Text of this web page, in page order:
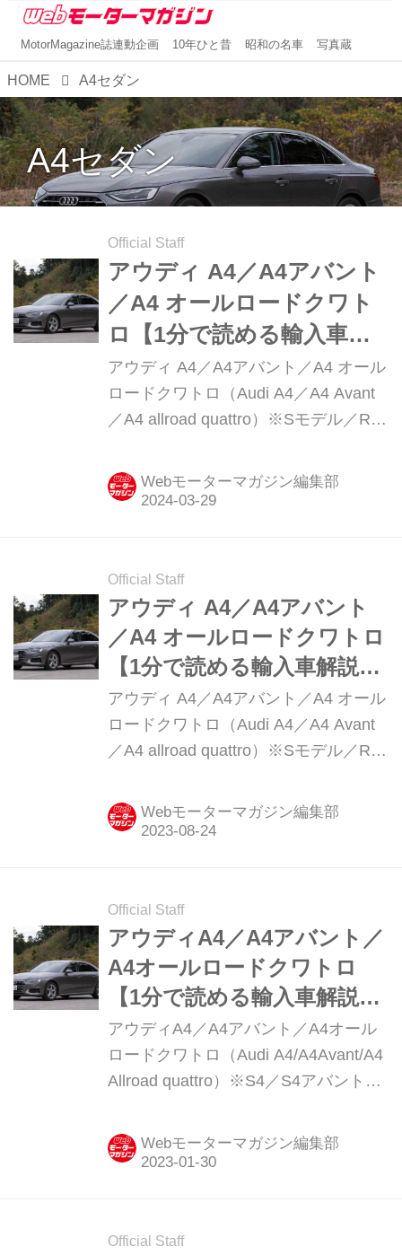
MotorMagazine誌連動企画 10年ひと昔 昭和の名車 写真蔵
HOME A4セダン
A4セダン
Official Staff
アウディ A4／A4アバント
／A4 オールロードクワト
ロ【1分で読める輸入車解
説／2024年現行モデル】
アウディ A4／A4アバント／A4 オール
ロードクワトロ（Audi A4／A4 Avant
／A4 allroad quattro）※Sモデル／RS
2月8日車両価格：563万円〜1316万円
Webモーターマガジン編集部
Official Staff
アウディ A4／A4アバント
／A4 オールロードクワトロ
【1分で読める輸入車解説／
2023年版】
アウディ A4／A4アバント／A4 オール
ロードクワトロ（Audi A4／A4 Avant
／A4 allroad quattro）※Sモデル／RS
2月8日車両価格：479万円〜1316万円
Webモーターマガジン編集部
Official Staff
アウディA4／A4アバント／
A4オールロードクワトロ
【1分で読める輸入車解説／
2023年現行モデル】
アウディA4／A4アバント／A4オール
ロードクワトロ（Audi A4/A4Avant/A4
Allroad quattro）※S4／S4アバント／
2016年2月8日車両価格帯：473万円〜
1299万円
Webモーターマガジン編集部
Official Staff